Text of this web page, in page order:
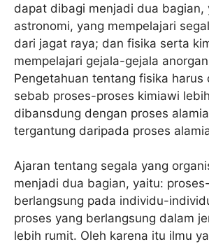
dapat dibagi menjadi dua bagian,
astronomi, yang mempelajari
dari jagat raya; dan fisika serta
mempelajari gejala-gejala
Pengetahuan tentang fisika harus
sebab proses-proses kimiawi
dibansdung dengan proses
tergantung daripada proses
Ajaran tentang segala yang
menjadi dua bagian, yaitu:
berlangsung pada individu-
proses yang berlangsung dalam
lebih rumit. Oleh karena itu ilmu